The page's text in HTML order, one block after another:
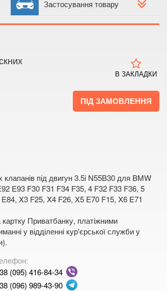
Застосування товару
ПІД ЗАМОВЛЕННЯ
В ЗАКЛАДКИ
під двигун 3.5i N55B30 для BMW
E93 F30 F31 F34 F35, 4 F32 F33 F36, 5
X3 F25, X4 F26, X5 E70 F15, X6 E71
Приватбанку, платіжними
у відділенні кур'єрської служби у
(095) 416-84-34
(096) 989-43-90